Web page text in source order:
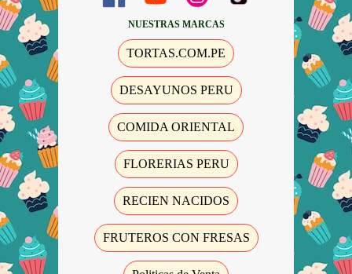
NUESTRAS MARCAS
TORTAS.COM.PE
DESAYUNOS PERU
COMIDA ORIENTAL
FLORERIAS PERU
RECIEN NACIDOS
FRUTEROS CON FRESAS